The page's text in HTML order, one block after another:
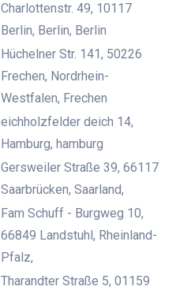
Charlottenstr. 49, 10117
Berlin, Berlin, Berlin
Hüchelner Str. 141, 50226
Frechen, Nordrhein-
Westfalen, Frechen
eichholzfelder deich 14,
Hamburg, hamburg
Gersweiler Straße 39, 66117
Saarbrücken, Saarland,
Fam Schuff - Burgweg 10,
66849 Landstuhl, Rheinland-
Pfalz,
Tharandter Straße 5, 01159